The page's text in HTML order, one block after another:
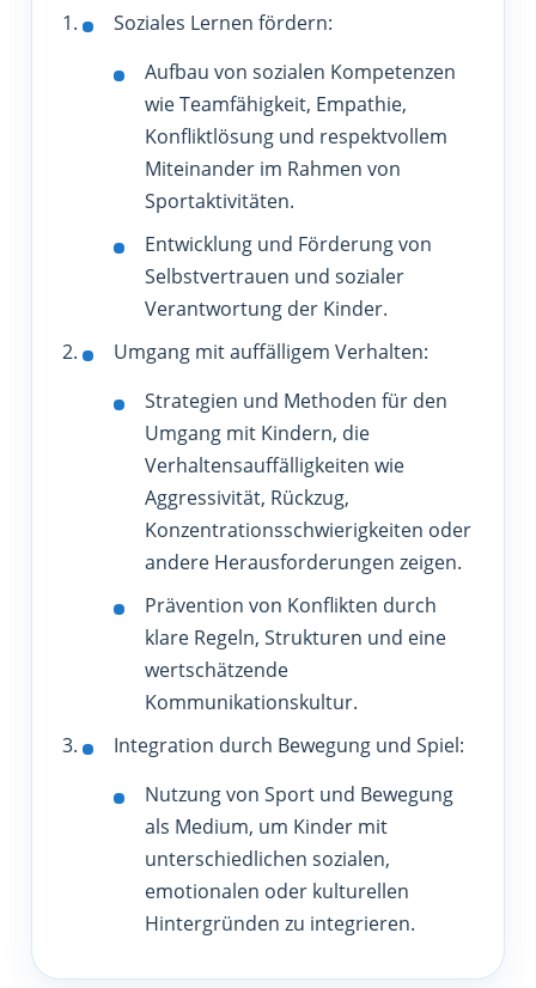
Soziales Lernen fördern:
Aufbau von sozialen Kompetenzen
wie Teamfähigkeit, Empathie,
Konfliktlösung und respektvollem
Miteinander im Rahmen von
Sportaktivitäten.
Entwicklung und Förderung von
Selbstvertrauen und sozialer
Verantwortung der Kinder.
Umgang mit auffälligem Verhalten:
Strategien und Methoden für den
Umgang mit Kindern, die
Verhaltensauffälligkeiten wie
Aggressivität, Rückzug,
Konzentrationsschwierigkeiten oder
andere Herausforderungen zeigen.
Prävention von Konflikten durch
klare Regeln, Strukturen und eine
wertschätzende
Kommunikationskultur.
Integration durch Bewegung und Spiel:
Nutzung von Sport und Bewegung
als Medium, um Kinder mit
unterschiedlichen sozialen,
emotionalen oder kulturellen
Hintergründen zu integrieren.